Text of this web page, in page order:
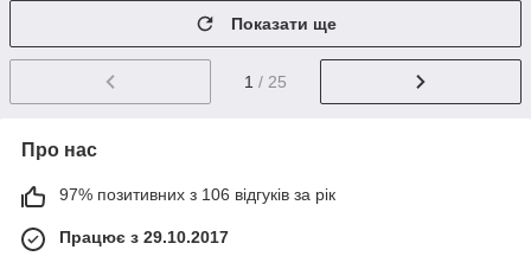
Показати ще
1 / 25
Про нас
97% позитивних з 106 відгуків за рік
Працює з 29.10.2017